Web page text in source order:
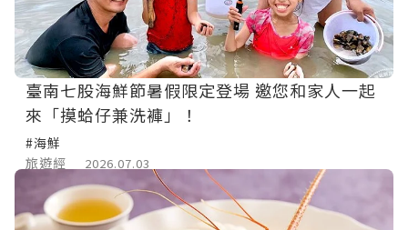
臺南七股海鮮節暑假限定登場 邀您和家人一起
來「摸蛤仔兼洗褲」！
#海鮮
旅遊經
2026.07.03